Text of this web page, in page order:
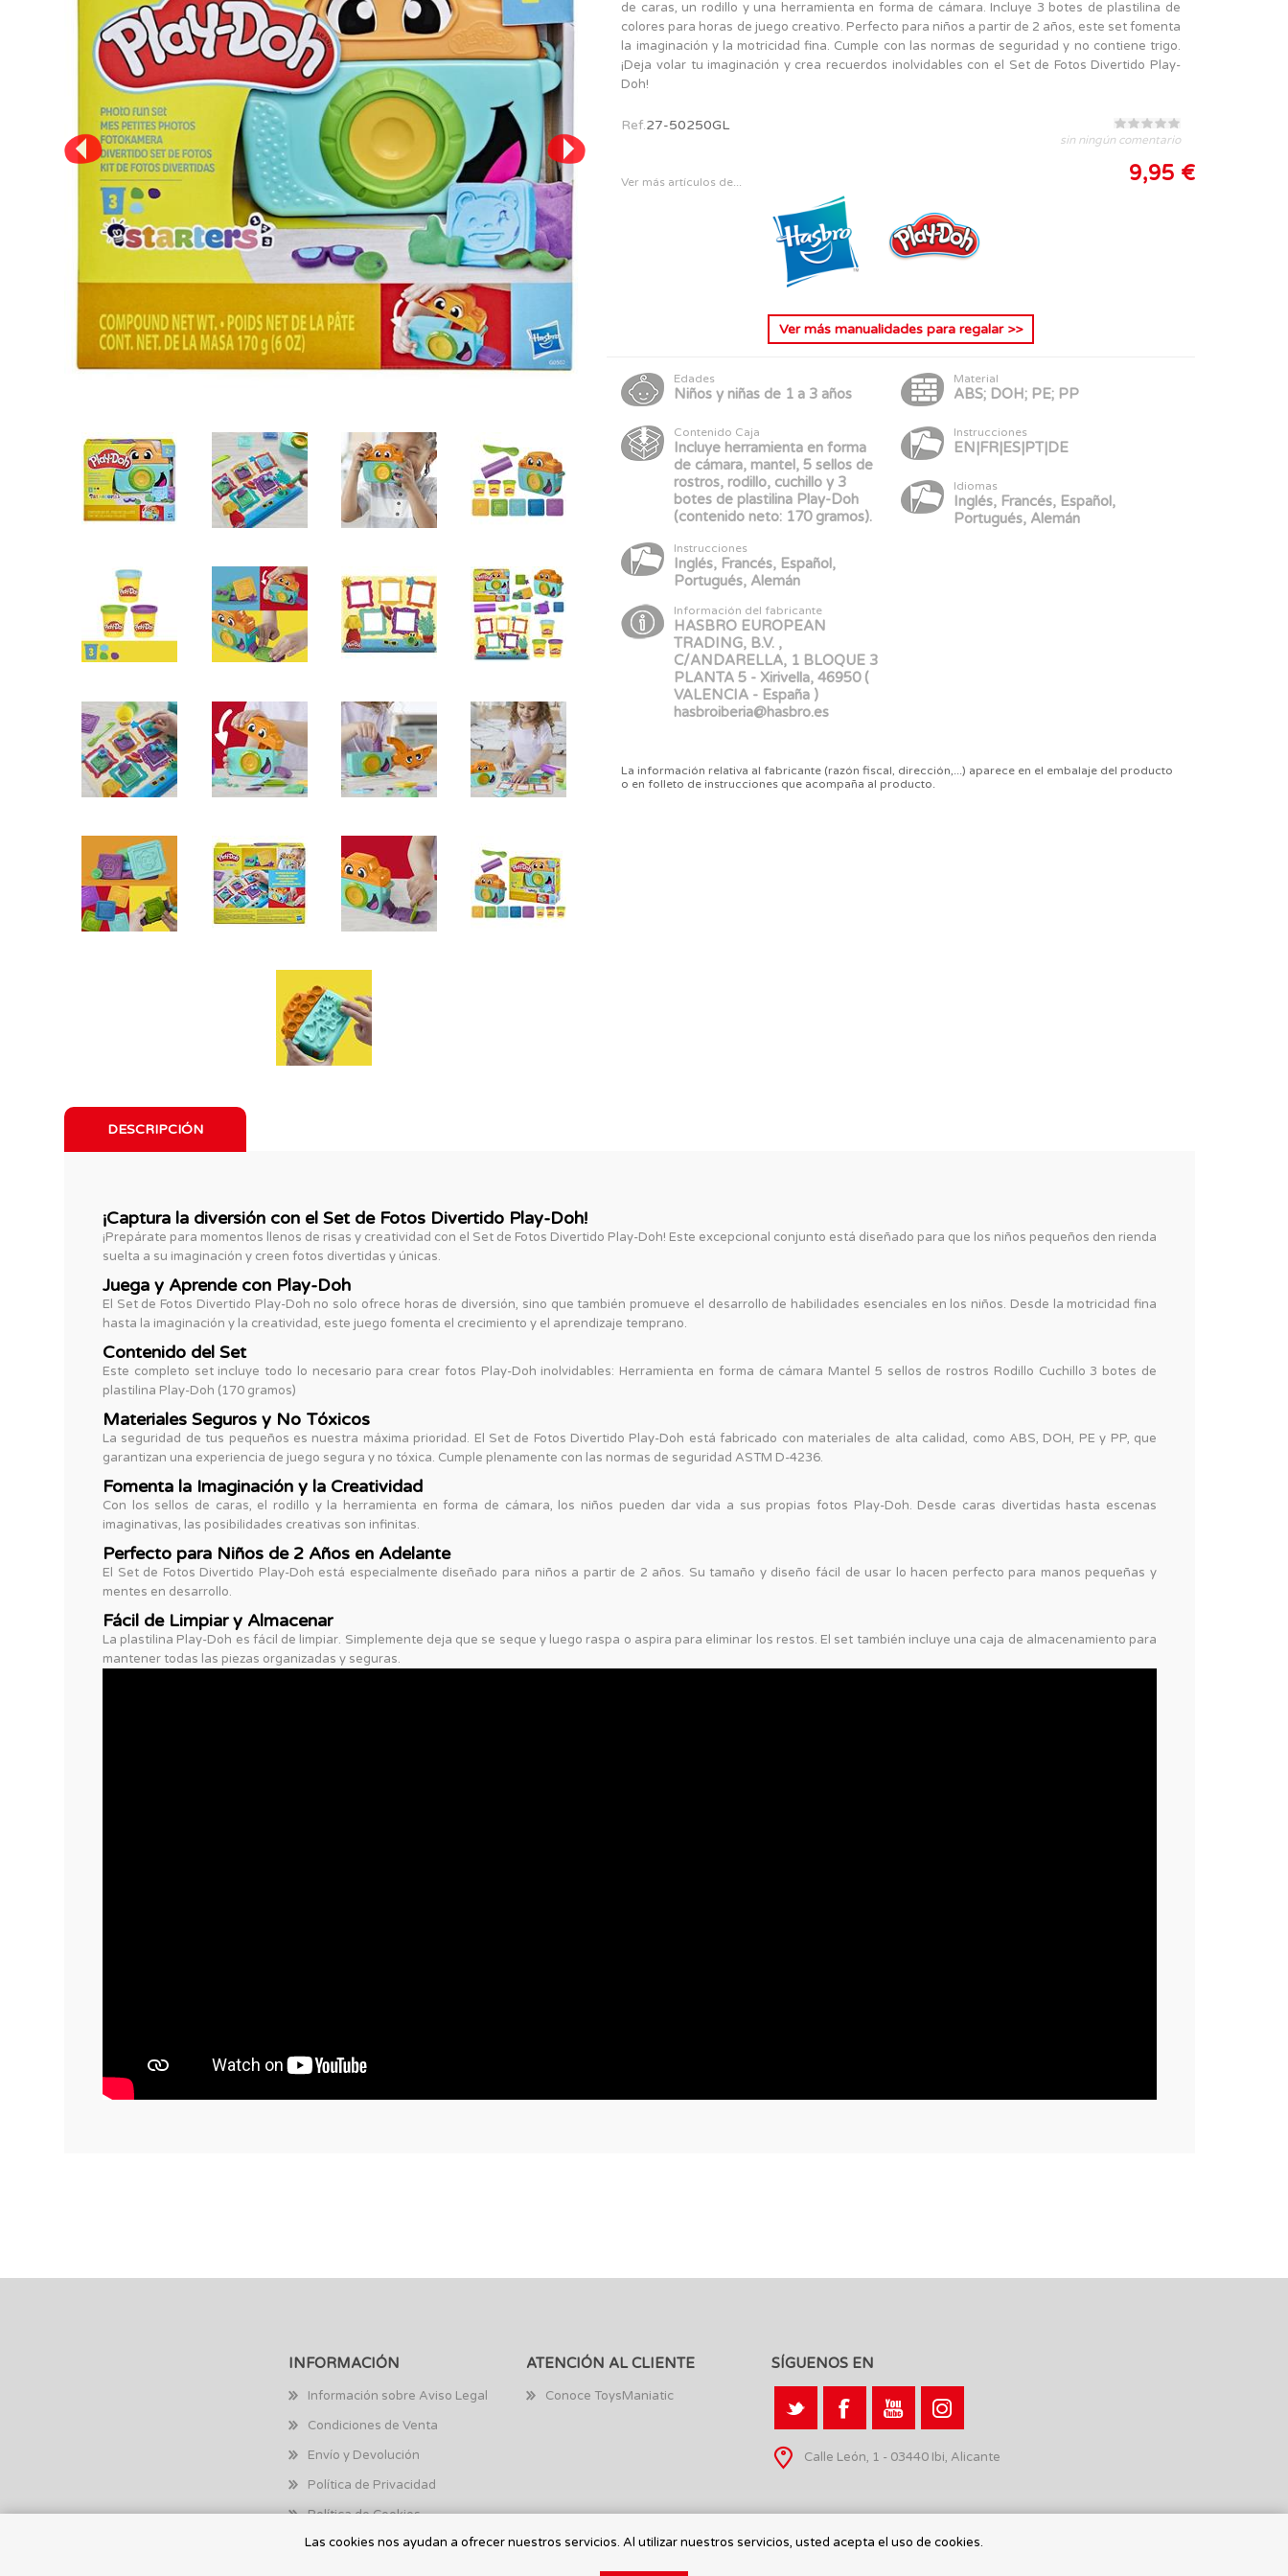
TODOS LOS JUGUETES
PERSONAJES
de caras, un rodillo y una herramienta en forma de cámara. Incluye 3 botes de plastilina de
colores para horas de juego creativo. Perfecto para niños a partir de 2 años, este set fomenta
la imaginación y la motricidad fina. Cumple con las normas de seguridad y no contiene trigo.
¡Deja volar tu imaginación y crea recuerdos inolvidables con el Set de Fotos Divertido Play-
Doh!
Ref.27-50250GL
sin ningún comentario
9,95 €
Ver más artículos de...
Ver másmanualidades para regalar>>
Edades
Niños y niñas de 1 a 3 años
Material
ABS; DOH; PE; PP
Contenido Caja
Incluye herramienta en forma
de cámara, mantel, 5 sellos de
rostros, rodillo, cuchillo y 3
botes de plastilina Play-Doh
(contenido neto: 170 gramos).
Instrucciones
EN|FR|ES|PT|DE
Idiomas
Inglés, Francés, Español,
Portugués, Alemán
Instrucciones
Inglés, Francés, Español,
Portugués, Alemán
Información del fabricante
HASBRO EUROPEAN
TRADING, B.V. ,
C/ANDARELLA, 1 BLOQUE 3
PLANTA 5 - Xirivella, 46950 (
VALENCIA - España )
hasbroiberia@hasbro.es
La información relativa al fabricante (razón fiscal, dirección,...) aparece en el embalaje del producto
o en folleto de instrucciones que acompaña al producto.
DESCRIPCIÓN
¡Captura la diversión con el Set de Fotos Divertido Play-Doh!
¡Prepárate para momentos llenos de risas y creatividad con el Set de Fotos Divertido Play-Doh! Este excepcional conjunto está diseñado para que los niños pequeños den rienda
suelta a su imaginación y creen fotos divertidas y únicas.
Juega y Aprende con Play-Doh
El Set de Fotos Divertido Play-Doh no solo ofrece horas de diversión, sino que también promueve el desarrollo de habilidades esenciales en los niños. Desde la motricidad fina
hasta la imaginación y la creatividad, este juego fomenta el crecimiento y el aprendizaje temprano.
Contenido del Set
Este completo set incluye todo lo necesario para crear fotos Play-Doh inolvidables: Herramienta en forma de cámara Mantel 5 sellos de rostros Rodillo Cuchillo 3 botes de
plastilina Play-Doh (170 gramos)
Materiales Seguros y No Tóxicos
La seguridad de tus pequeños es nuestra máxima prioridad. El Set de Fotos Divertido Play-Doh está fabricado con materiales de alta calidad, como ABS, DOH, PE y PP, que
garantizan una experiencia de juego segura y no tóxica. Cumple plenamente con las normas de seguridad ASTM D-4236.
Fomenta la Imaginación y la Creatividad
Con los sellos de caras, el rodillo y la herramienta en forma de cámara, los niños pueden dar vida a sus propias fotos Play-Doh. Desde caras divertidas hasta escenas
imaginativas, las posibilidades creativas son infinitas.
Perfecto para Niños de 2 Años en Adelante
El Set de Fotos Divertido Play-Doh está especialmente diseñado para niños a partir de 2 años. Su tamaño y diseño fácil de usar lo hacen perfecto para manos pequeñas y
mentes en desarrollo.
Fácil de Limpiar y Almacenar
La plastilina Play-Doh es fácil de limpiar. Simplemente deja que se seque y luego raspa o aspira para eliminar los restos. El set también incluye una caja de almacenamiento para
mantener todas las piezas organizadas y seguras.
INFORMACIÓN
Información sobre Aviso Legal
Condiciones de Venta
Envío y Devolución
Política de Privacidad
Política de Cookies
ATENCIÓN AL CLIENTE
Conoce ToysManiatic
SÍGUENOS EN
Calle León, 1 - 03440 Ibi, Alicante
Las cookies nos ayudan a ofrecer nuestros servicios. Al utilizar nuestros servicios, usted acepta el uso de cookies.